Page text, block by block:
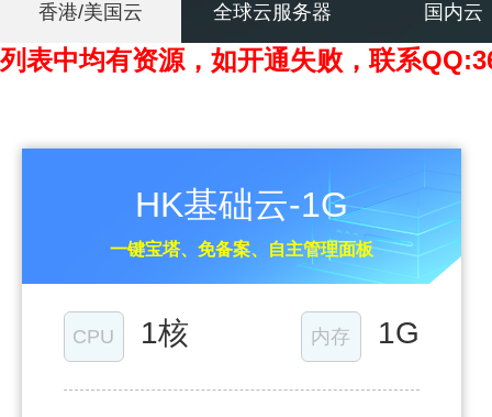
香港/美国云 全球云服务器 国内云
列表中均有资源，如开通失败，联系
HK基础云-1G
一键宝塔、免备案、自主管理面板
CPU 1核 内存 1G